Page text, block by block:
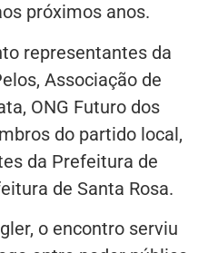
próximos anos.
representantes da
Associação de
ONG Futuro dos
do partido local,
da Prefeitura de
de Santa Rosa.
o encontro serviu